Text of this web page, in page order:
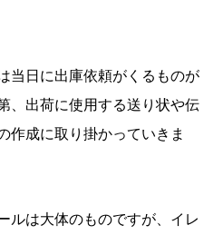
当日に出庫依頼がくるものが
、出荷に使用する送り状や伝
作成に取り掛かっていきま
ルは大体のものですが、イレ